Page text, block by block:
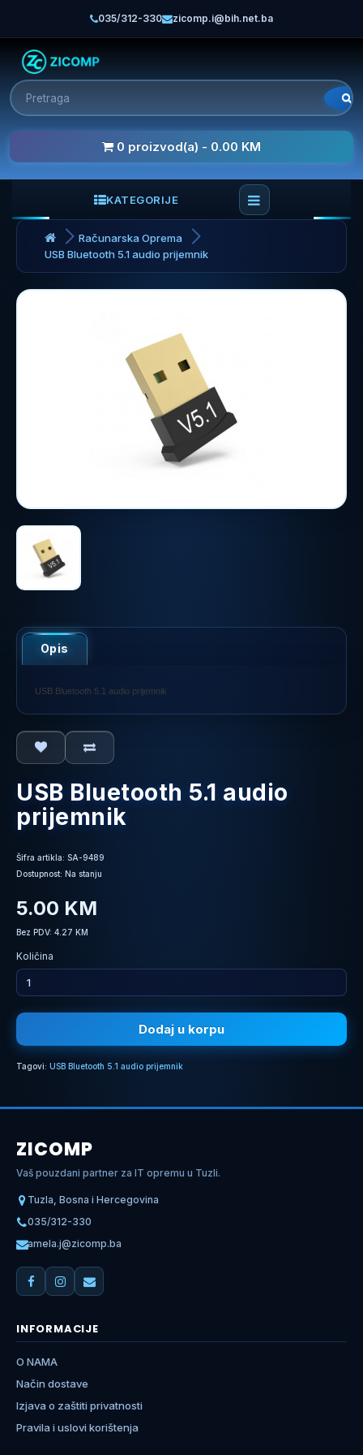
035/312-330 zicomp.i@bih.net.ba
0 proizvod(a) - 0.00 KM
KATEGORIJE
Računarska Oprema
USB Bluetooth 5.1 audio prijemnik
Opis
USB Bluetooth 5.1 audio prijemnik
USB Bluetooth 5.1 audio
prijemnik
Šifra artikla: SA-9489
Dostupnost: Na stanju
5.00 KM
Bez PDV: 4.27 KM
Količina
Dodaj u korpu
Tagovi: USB Bluetooth 5.1 audio prijemnik
ZICOMP
Vaš pouzdani partner za IT opremu u Tuzli.
Tuzla, Bosna i Hercegovina
035/312-330
amela.j@zicomp.ba
INFORMACIJE
O NAMA
Način dostave
Izjava o zaštiti privatnosti
Pravila i uslovi korištenja